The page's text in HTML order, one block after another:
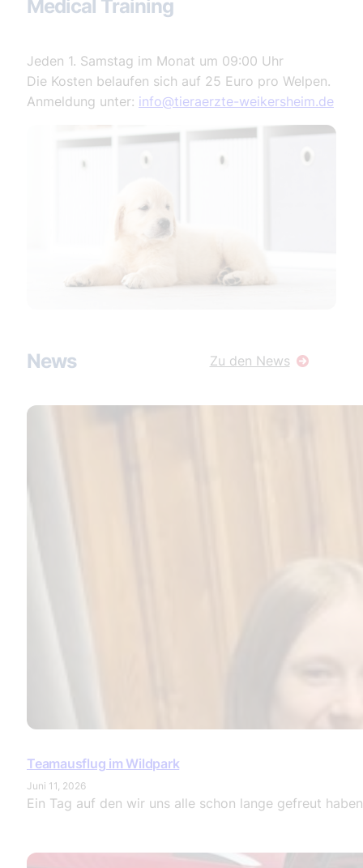
Medical Training
Jeden 1. Samstag im Monat um 09:00 Uhr
Die Kosten belaufen sich auf 25 Euro pro Welpen.
Anmeldung unter: info@tieraerzte-weikersheim.de
News Zu den News
Teamausflug im Wildpark
Juni 11, 2026
Ein Tag auf den wir uns alle schon lange gefreut